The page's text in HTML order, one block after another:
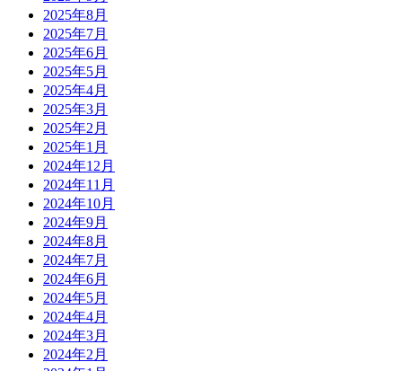
2025年8月
2025年7月
2025年6月
2025年5月
2025年4月
2025年3月
2025年2月
2025年1月
2024年12月
2024年11月
2024年10月
2024年9月
2024年8月
2024年7月
2024年6月
2024年5月
2024年4月
2024年3月
2024年2月